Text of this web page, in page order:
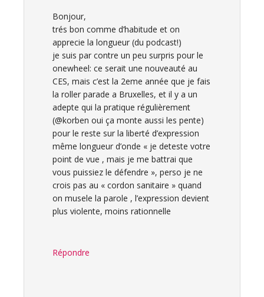
Bonjour,
trés bon comme d’habitude et on
apprecie la longueur (du podcast!)
je suis par contre un peu surpris pour le
onewheel: ce serait une nouveauté au
CES, mais c’est la 2eme année que je fais
la roller parade a Bruxelles, et il y a un
adepte qui la pratique régulièrement
(@korben oui ça monte aussi les pente)
pour le reste sur la liberté d’expression
même longueur d’onde « je deteste votre
point de vue , mais je me battrai que
vous puissiez le défendre », perso je ne
crois pas au « cordon sanitaire » quand
on musele la parole , l’expression devient
plus violente, moins rationnelle
Répondre